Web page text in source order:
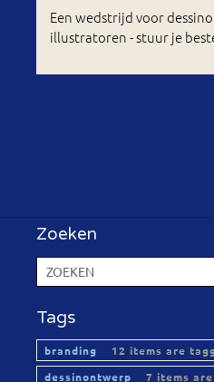
Een wedstrijd voor
illustratoren - stuur je
Zoeken
Tags
branding
12 items are
dessinontwerp
7 items